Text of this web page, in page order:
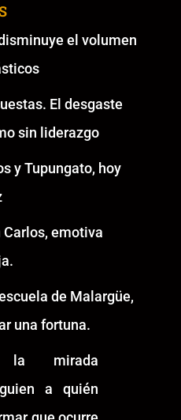
el volumen
El desgaste
sin liderazgo
y Tupungato, hoy
Carlos, emotiva
de Malargüe,
una fortuna.
la mirada
a quién